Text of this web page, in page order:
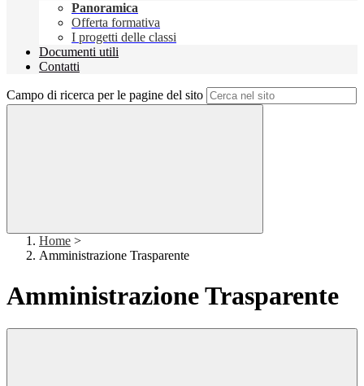
Panoramica
Offerta formativa
I progetti delle classi
Documenti utili
Contatti
Campo di ricerca per le pagine del sito
Home >
Amministrazione Trasparente
Amministrazione Trasparente